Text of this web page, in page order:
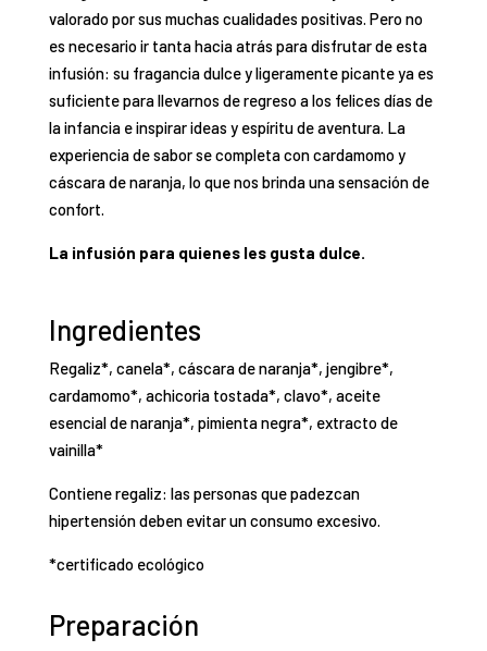
valorado por sus muchas cualidades positivas. Pero no
es necesario ir tanta hacia atrás para disfrutar de esta
infusión: su fragancia dulce y ligeramente picante ya es
suficiente para llevarnos de regreso a los felices días de
la infancia e inspirar ideas y espíritu de aventura. La
experiencia de sabor se completa con cardamomo y
cáscara de naranja, lo que nos brinda una sensación de
confort.
La infusión para quienes les gusta dulce.
Ingredientes
Regaliz*, canela*, cáscara de naranja*, jengibre*,
cardamomo*, achicoria tostada*, clavo*, aceite
esencial de naranja*, pimienta negra*, extracto de
vainilla*
Contiene regaliz: las personas que padezcan
hipertensión deben evitar un consumo excesivo.
*certificado ecológico
Preparación